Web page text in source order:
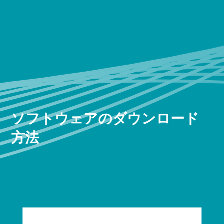
ソフトウェアのダウンロード
方法